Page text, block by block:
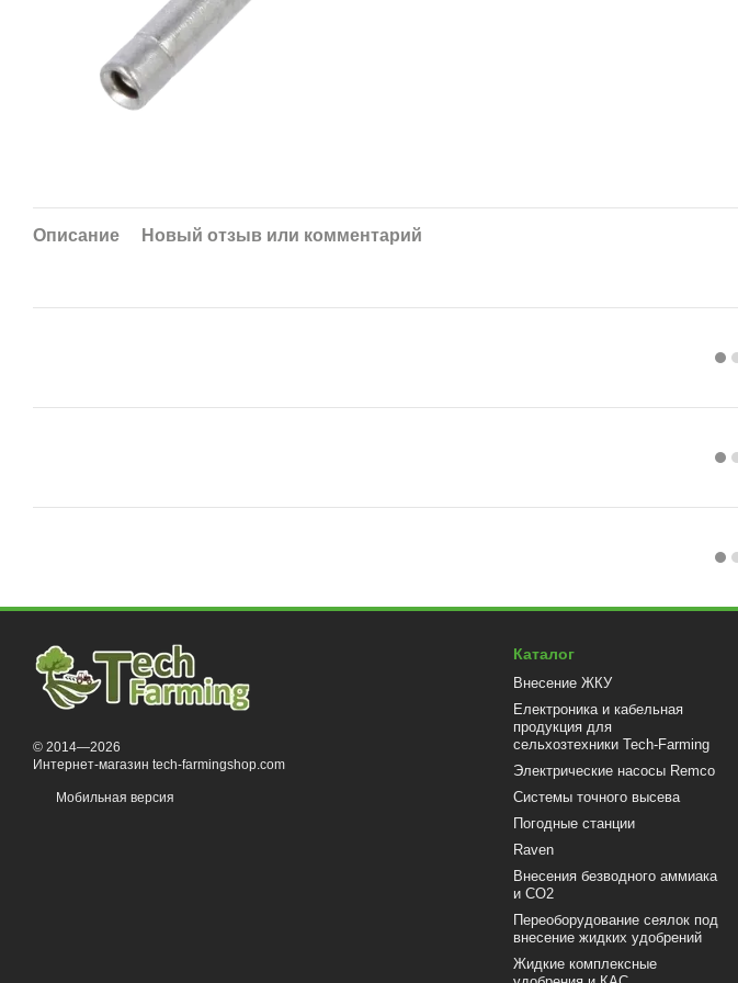
Описание Новый отзыв или комментарий
© 2014—2026
Интернет-магазин tech-farmingshop.com
Мобильная версия
Каталог
Внесение ЖКУ
Електроника и кабельная
продукция для
сельхозтехники Tech-Farming
Электрические насосы Remco
Системы точного высева
Погодные станции
Raven
Внесения безводного аммиака
и CO2
Переоборудование сеялок под
внесение жидких удобрений
Жидкие комплексные